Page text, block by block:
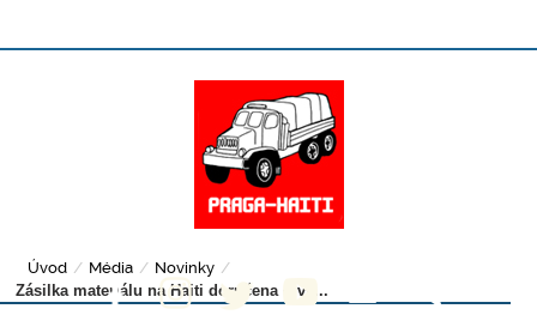
Úvod / Média / Novinky /
Zásilka materiálu na Haiti doručena + vš...